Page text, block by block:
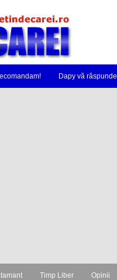
Dapy vă răspunde
Timp Liber Opinii